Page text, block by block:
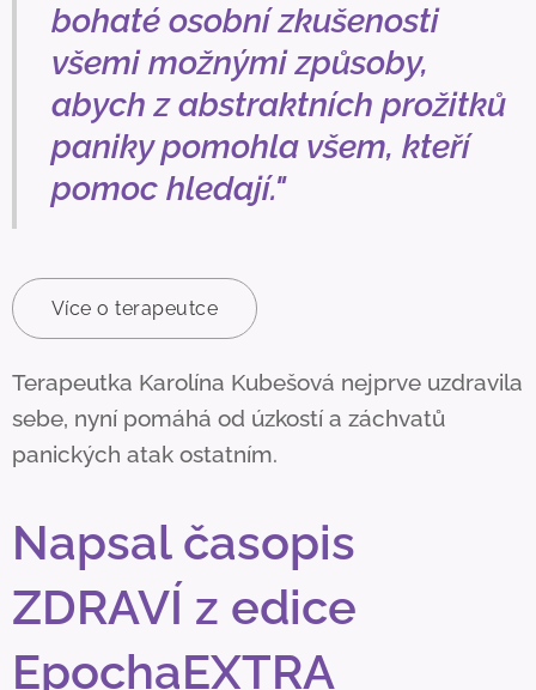
bohaté osobní zkušenosti
všemi možnými způsoby,
abych z abstraktních prožitků
paniky pomohla všem, kteří
pomoc hledají."
Více o terapeutce
Terapeutka Karolína Kubešová nejprve uzdravila
sebe, nyní pomáhá od úzkostí a záchvatů
panických atak ostatním.
Napsal časopis
ZDRAVÍ z edice
EpochaEXTRA